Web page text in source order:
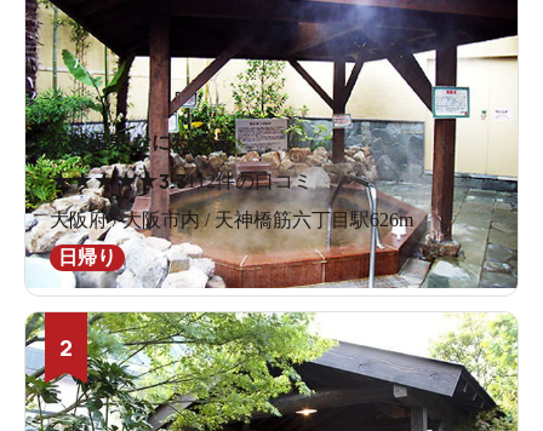
天然温泉 なにわの湯
★★★★★3.3112件の口コミ
大阪府 / 大阪市内 / 天神橋筋六丁目駅626m
日帰り
2